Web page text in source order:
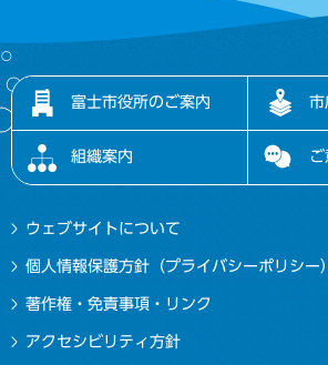
富士市役所のご案内 市
組織案内
ウェブサイトについて
個人情報保護方針（プライバシーポリシー）
著作権・免責事項・リンク
アクセシビリティ方針